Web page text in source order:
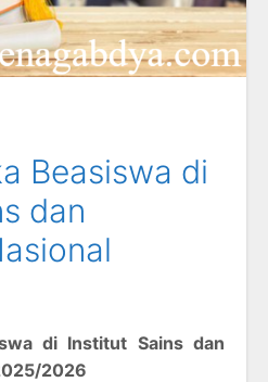
Beasiswa di
dan
di Institut Sains dan
2026